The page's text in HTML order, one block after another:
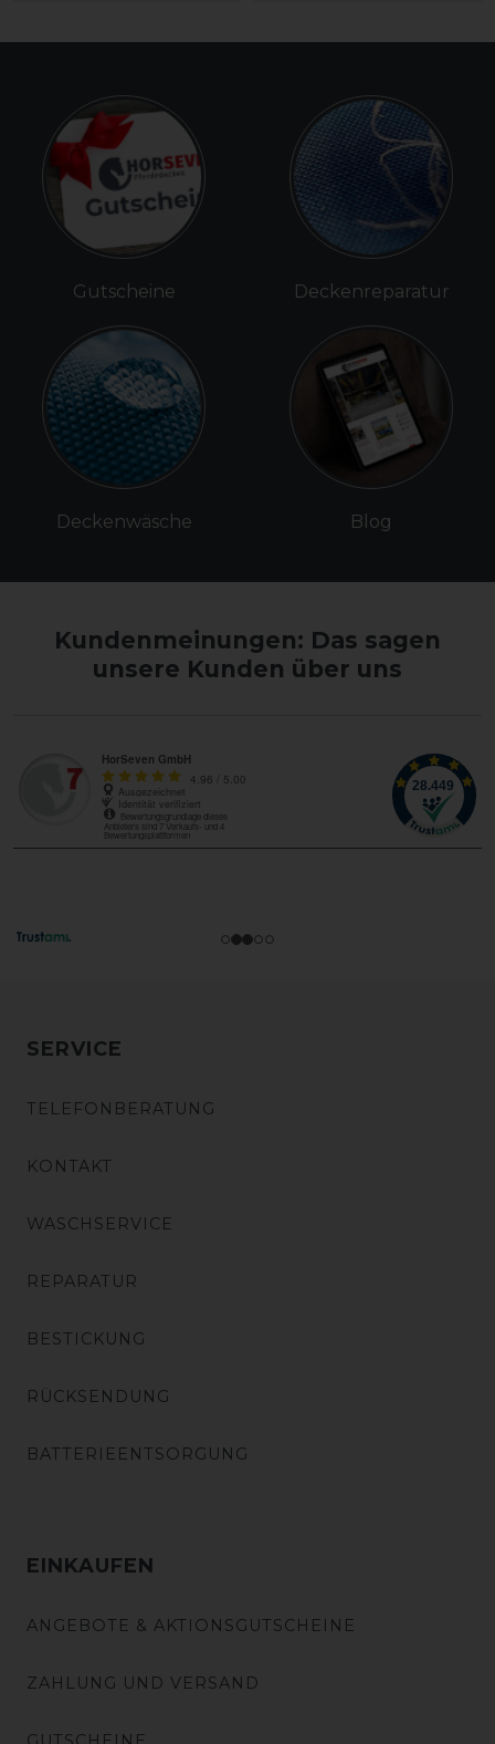
Gutscheine
Deckenwäsche
Deckenreparatur
Blog
Kundenmeinungen: Das sagen
unsere Kunden über uns
SERVICE
TELEFONBERATUNG
KONTAKT
WASCHSERVICE
REPARATUR
BESTICKUNG
RÜCKSENDUNG
BATTERIEENTSORGUNG
EINKAUFEN
ANGEBOTE & AKTIONSGUTSCHEINE
ZAHLUNG UND VERSAND